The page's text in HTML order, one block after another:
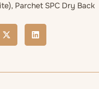
, Parchet SPC Dry Back